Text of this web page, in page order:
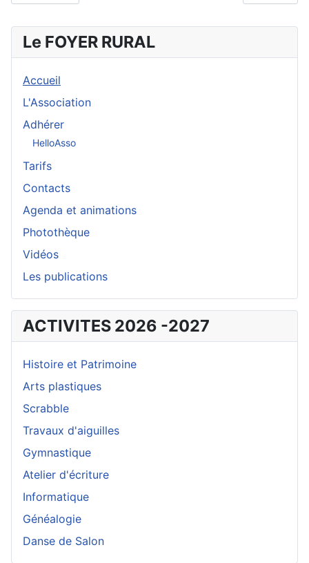
Le FOYER RURAL
Accueil
L'Association
Adhérer
HelloAsso
Tarifs
Contacts
Agenda et animations
Photothèque
Vidéos
Les publications
ACTIVITES 2026 -2027
Histoire et Patrimoine
Arts plastiques
Scrabble
Travaux d'aiguilles
Gymnastique
Atelier d'écriture
Informatique
Généalogie
Danse de Salon